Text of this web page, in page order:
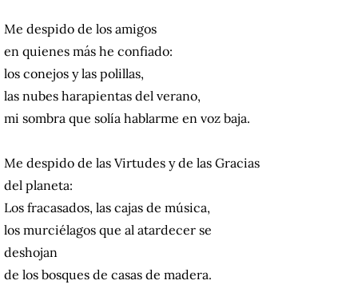
Me despido de los amigos
en quienes más he confiado:
los conejos y las polillas,
las nubes harapientas del verano,
mi sombra que solía hablarme en voz baja.
Me despido de las Virtudes y de las Gracias
del planeta:
Los fracasados, las cajas de música,
los murciélagos que al atardecer se
deshojan
de los bosques de casas de madera.